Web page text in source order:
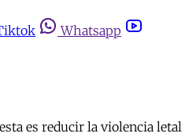
Whatsapp
es reducir la violencia letal